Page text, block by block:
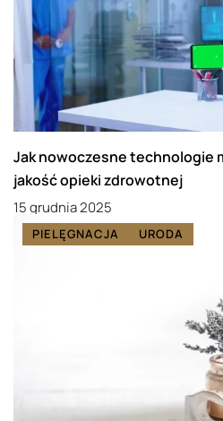
Jak nowoczesne technologie
jakość opieki zdrowotnej
15 grudnia 2025
PIELĘGNACJA URODA